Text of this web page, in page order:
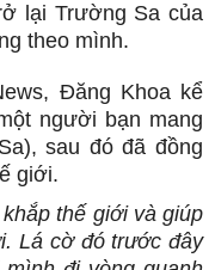
lại Trường Sa của
theo mình.
Đăng Khoa kể
người bạn mang
sau đó đã đồng
giới.
thế giới và giúp
Lá cờ đó trước đây